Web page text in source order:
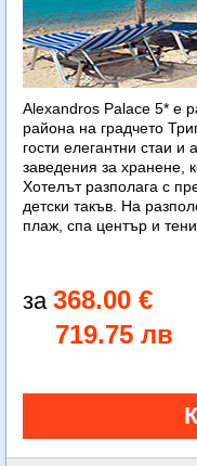
Alexandros Palace 5* e
района на градчето
гости елегантни стаи и
заведения за хранене,
Хотелът разполага с
детски такъв. На
плаж, спа център и
368.00 €
719.75 лв